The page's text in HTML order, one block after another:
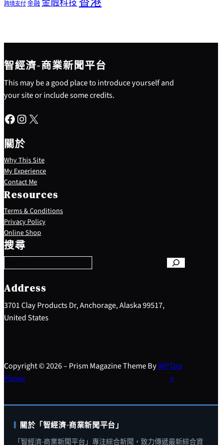
跨境支付金融 金融科技
智經濟-商業新聞平台
This may be a good place to introduce yourself and
your site or include some credits.
Facebook Instagram X
關於
Why This Site
My Experience
Contact Me
Resources
Terms & Conditions
Privacy Policy
Online Shop
搜尋
S
e
a
c
h
Address
3701 Clay Products Dr, Anchorage, Alaska 99517,
United States
Copyright © 2026 – Prism Magazine Theme ByWP
Plover
Top
↑
關於「智經濟-商業新聞平台」
「智經濟-商業新聞平台」專注綜合新聞，致力傳遞最新綜合資